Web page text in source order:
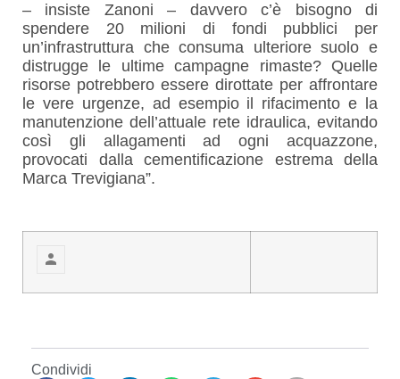
– insiste Zanoni – davvero c’è bisogno di
spendere 20 milioni di fondi pubblici per
un’infrastruttura che consuma ulteriore suolo e
distrugge le ultime campagne rimaste? Quelle
risorse potrebbero essere dirottate per affrontare
le vere urgenze, ad esempio il rifacimento e la
manutenzione dell’attuale rete idraulica, evitando
così gli allagamenti ad ogni acquazzone,
provocati dalla cementificazione estrema della
Marca Trevigiana”.
Condividi